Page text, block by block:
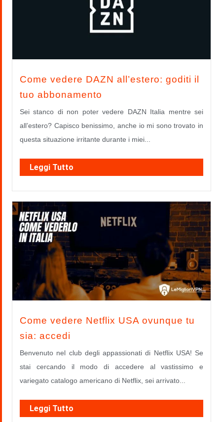
Come vedere DAZN all’estero: goditi il
tuo abbonamento
Sei stanco di non poter vedere DAZN Italia mentre sei
all’estero? Capisco benissimo, anche io mi sono trovato in
questa situazione irritante durante i miei...
Leggi Tutto
Come vedere Netflix USA ovunque tu
sia: accedi
Benvenuto nel club degli appassionati di Netflix USA! Se
stai cercando il modo di accedere al vastissimo e
variegato catalogo americano di Netflix, sei arrivato...
Leggi Tutto